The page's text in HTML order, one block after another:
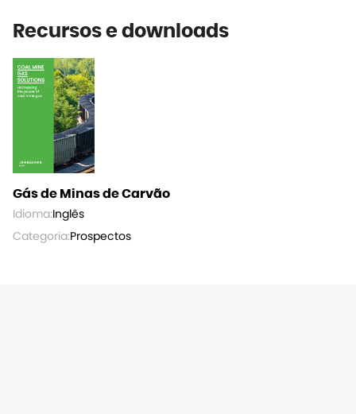
Recursos e downloads
Gás de Minas de Carvão
Idioma:Inglês
Categoria:Prospectos